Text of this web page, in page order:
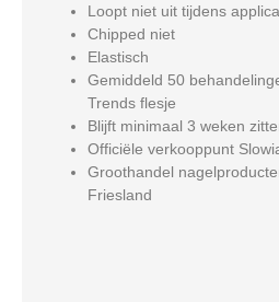
Loopt niet uit tijdens
Chipped niet
Elastisch
Gemiddeld 50
Trends flesje
Blijft minimaal 3 weken
Officiële verkooppunt
Groothandel
Friesland